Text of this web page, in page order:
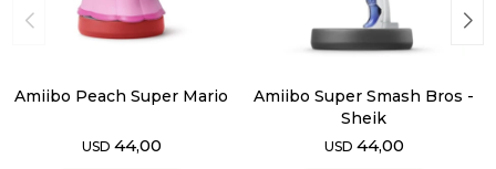
Amiibo Peach Super Mario
USD 44,00
Amiibo Super Smash Bros -
Sheik
USD 44,00